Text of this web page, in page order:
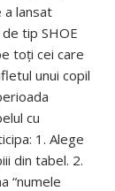
a lansat
tip SHOE
toți cei care
unui copil
cu
1. Alege
din tabel. 2.
“numele